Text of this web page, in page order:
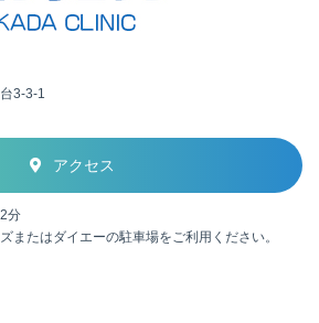
台3-3-1
アクセス
分
またはダイエーの駐車場をご利用ください。